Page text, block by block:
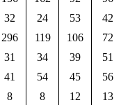
32 24 53 42
296 119 106 72
31 34 39 51
41 54 45 56
8 8 12 13